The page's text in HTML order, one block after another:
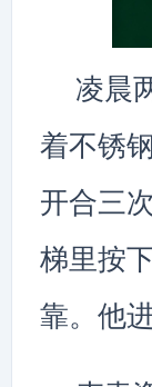
凌晨
着不锈
开合三
梯里按
靠。他